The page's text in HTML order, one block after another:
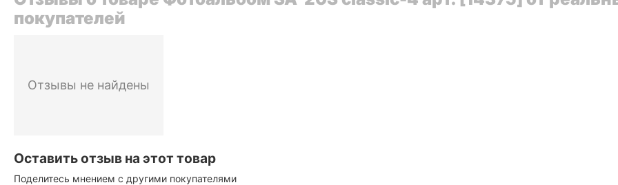
покупателей
Отзывы не найдены
Оставить отзыв на этот товар
Поделитесь мнением с другими покупателями